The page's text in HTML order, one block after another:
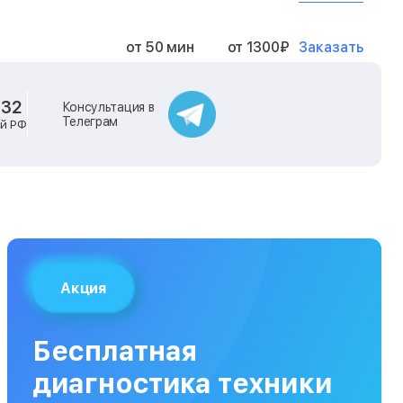
от 50 мин от 1300₽ Заказать
от 40 мин
от 40 мин
от 120 мин
РФ
Консультация в
Телеграм
Акция
Бесплатная
диагностика техники